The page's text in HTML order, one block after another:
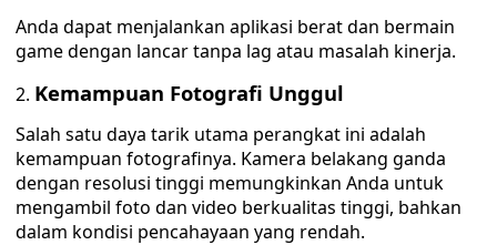
Anda dapat menjalankan aplikasi berat dan bermain
game dengan lancar tanpa lag atau masalah kinerja.
Kemampuan Fotografi Unggul
Salah satu daya tarik utama perangkat ini adalah
kemampuan fotografinya. Kamera belakang ganda
dengan resolusi tinggi memungkinkan Anda untuk
mengambil foto dan video berkualitas tinggi, bahkan
dalam kondisi pencahayaan yang rendah.